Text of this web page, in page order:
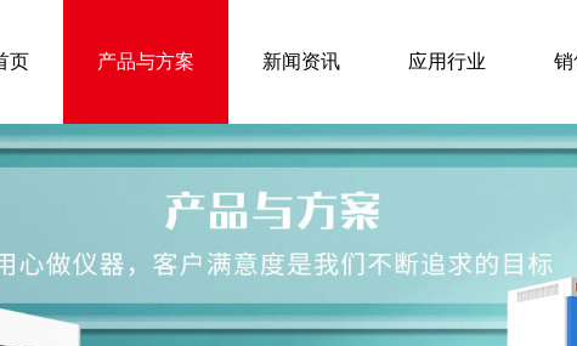
页 产品与方案 新闻资讯 应用行业 销